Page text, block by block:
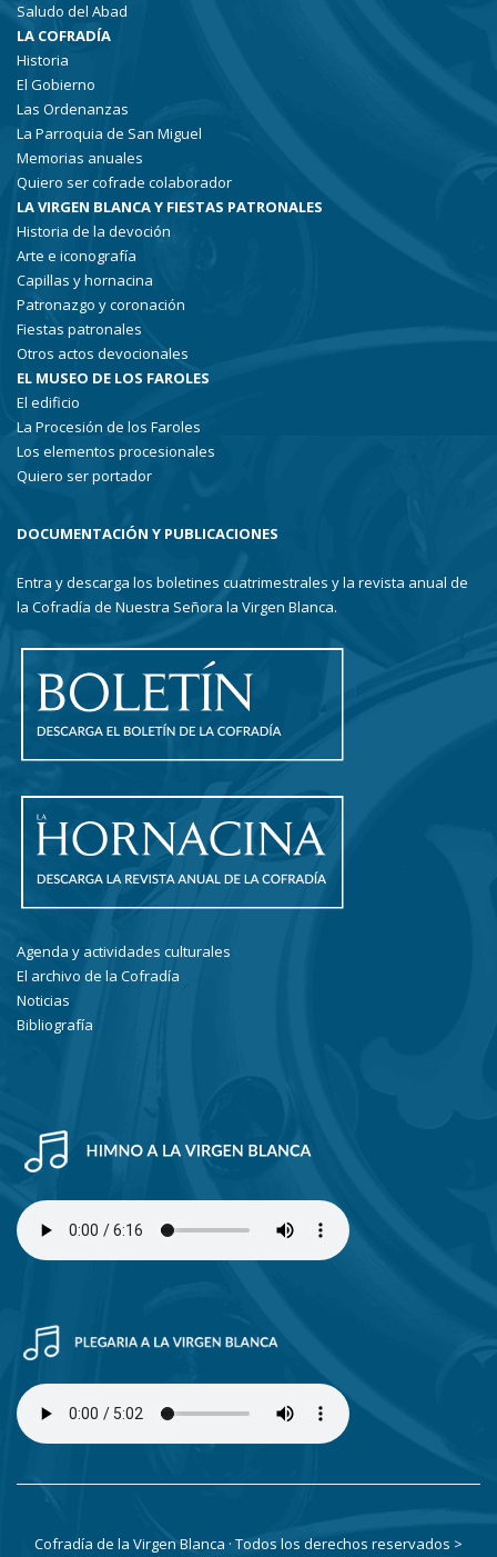
Saludo del Abad
LA COFRADÍA
Historia
El Gobierno
Las Ordenanzas
La Parroquia de San Miguel
Memorias anuales
Quiero ser cofrade colaborador
LA VIRGEN BLANCA Y FIESTAS PATRONALES
Historia de la devoción
Arte e iconografía
Capillas y hornacina
Patronazgo y coronación
Fiestas patronales
Otros actos devocionales
EL MUSEO DE LOS FAROLES
El edificio
La Procesión de los Faroles
Los elementos procesionales
Quiero ser portador
DOCUMENTACIÓN Y PUBLICACIONES
Entra y descarga los boletines cuatrimestrales y la revista anual de
la Cofradía de Nuestra Señora la Virgen Blanca.
Agenda y actividades culturales
El archivo de la Cofradía
Noticias
Bibliografía
Cofradía de la Virgen Blanca · Todos los derechos reservados >